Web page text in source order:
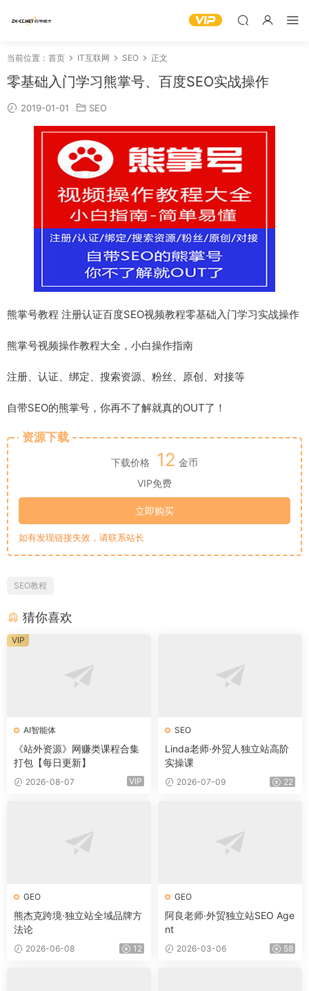
当前位置： 首页 IT互联网 SEO 正文
零基础入门学习熊掌号、百度SEO实战操作
2019-01-01 SEO
熊掌号教程 注册认证百度SEO视频教程零基础入门学习实战操作
熊掌号视频操作教程大全，小白操作指南
注册、认证、绑定、搜索资源、粉丝、原创、对接等
自带SEO的熊掌号，你再不了解就真的OUT了！
资源下载
下载价格 12 金币
VIP免费
立即购买
如有发现链接失效，请联系站长
SEO教程
猜你喜欢
AI智能体
《站外资源》网赚类课程合集
打包【每日更新】
2026-08-07 VIP
VIP
SEO
Linda老师·外贸人独立站高阶
实操课
2026-07-09 22
GEO
熊杰克跨境·独立站全域品牌方
法论
2026-06-08 12
GEO
阿良老师·外贸独立站SEO Age
nt
2026-03-06 58